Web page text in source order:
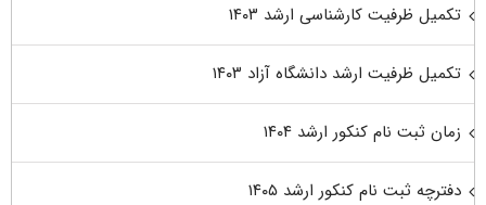
تکمیل ظرفیت کارشناسی ارشد ۱۴۰۳
تکمیل ظرفیت ارشد دانشگاه آزاد ۱۴۰۳
زمان ثبت نام کنکور ارشد ۱۴۰۴
دفترچه ثبت نام کنکور ارشد ۱۴۰۵